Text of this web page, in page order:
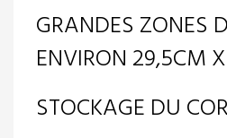
GRANDES ZONES
ENVIRON 29,5CM
STOCKAGE DU